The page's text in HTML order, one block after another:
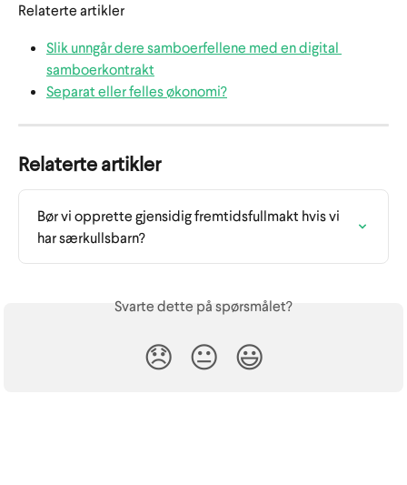
Relaterte artikler
Slik unngår dere samboerfellene med en digital
samboerkontrakt
Separat eller felles økonomi?
Relaterte artikler
Bør vi opprette gjensidig fremtidsfullmakt hvis vi
har særkullsbarn?
Svarte dette på spørsmålet?
😞 😐 😃